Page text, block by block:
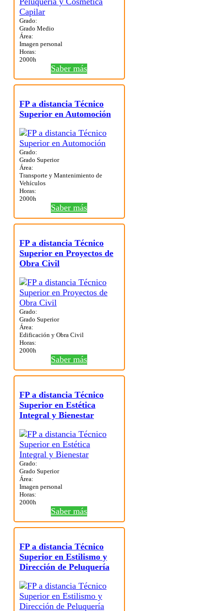
Grado:
Grado Medio
Área:
Imagen personal
Horas:
2000h
Saber más
FP a distancia Técnico
Superior en Automoción
Grado:
Grado Superior
Área:
Transporte y Mantenimiento de
Vehículos
Horas:
2000h
Saber más
FP a distancia Técnico
Superior en Proyectos de
Obra Civil
Grado:
Grado Superior
Área:
Edificación y Obra Civil
Horas:
2000h
Saber más
FP a distancia Técnico
Superior en Estética
Integral y Bienestar
Grado:
Grado Superior
Área:
Imagen personal
Horas:
2000h
Saber más
FP a distancia Técnico
Superior en Estilismo y
Dirección de Peluquería